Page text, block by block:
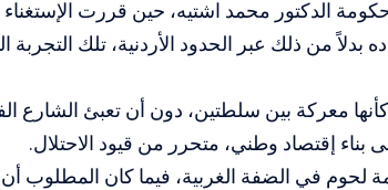
الدكتور محمد اشتيه، حين قررت
بدلاً من ذلك عبر الحدود الأردنية، تلك التجربة
معركة بين سلطتين، دون أن تعبئ الشارع
بناء إقتصاد وطني، متحرر من قيود الاحتلال.
لحوم في الضفة الغربية، فيما كان المطلوب